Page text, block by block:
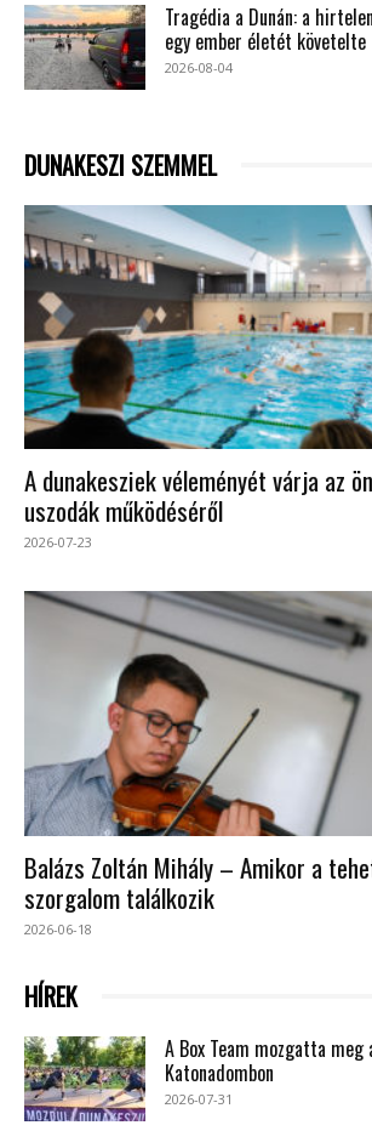
Tragédia a Dunán: a
egy ember életét követelte
2026-08-04
DUNAKESZI SZEMMEL
A dunakesziek véleményét várja az
uszodák működéséről
2026-07-23
Balázs Zoltán Mihály – Amikor a
szorgalom találkozik
2026-06-18
HÍREK
A Box Team mozgatta meg
Katonadombon
2026-07-31